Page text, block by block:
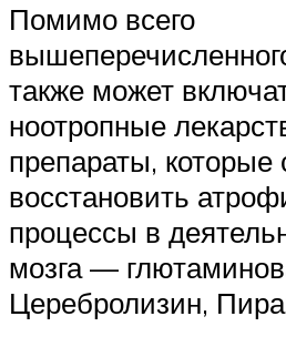
Помимо всего
также может
ноотропные
препараты, которые
восстановить
процессы в
мозга —
Церебролизин,